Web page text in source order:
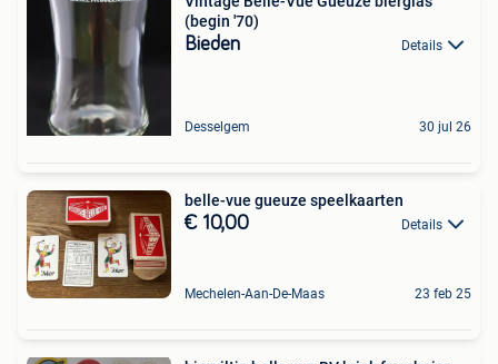
(begin '70)
Bieden Details
Desselgem 30 jul 26
belle-vue gueuze speelkaarten
€ 10,00 Details
Mechelen-Aan-De-Maas 23 feb 25